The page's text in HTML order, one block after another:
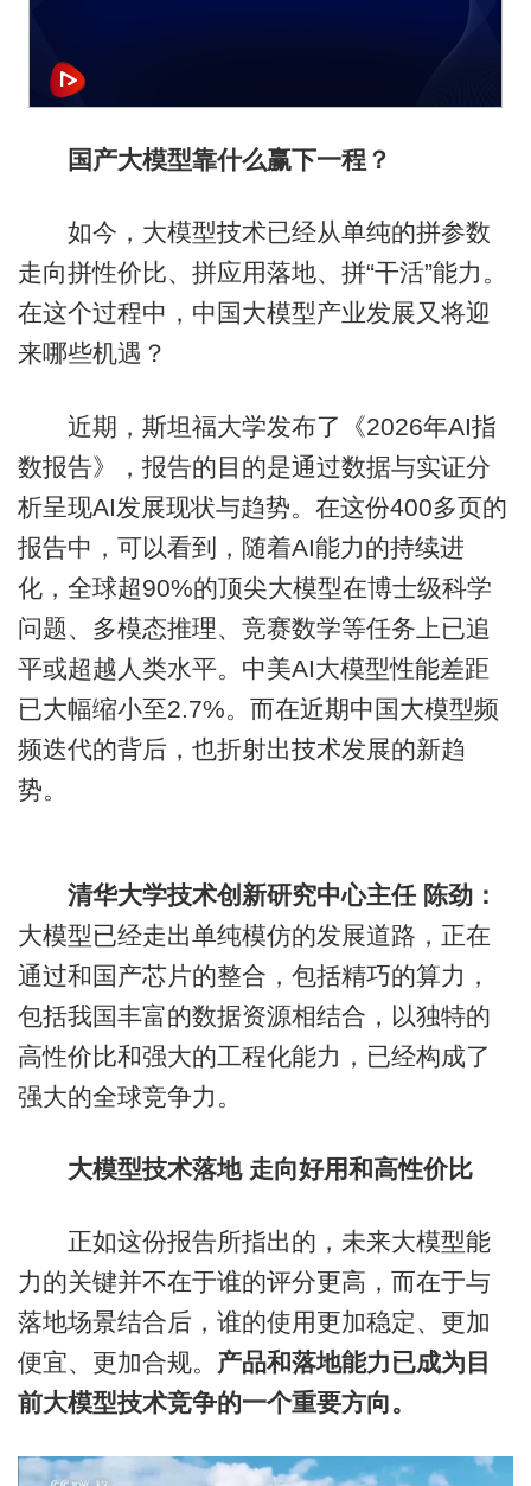
国产大模型靠什么赢下一程？
如今，大模型技术已经从单纯的拼参数
走向拼性价比、拼应用落地、拼“干活”能力。
在这个过程中，中国大模型产业发展又将迎
来哪些机遇？
近期，斯坦福大学发布了《2026年AI指
数报告》，报告的目的是通过数据与实证分
析呈现AI发展现状与趋势。在这份400多页的
报告中，可以看到，随着AI能力的持续进
化，全球超90%的顶尖大模型在博士级科学
问题、多模态推理、竞赛数学等任务上已追
平或超越人类水平。中美AI大模型性能差距
已大幅缩小至2.7%。而在近期中国大模型频
频迭代的背后，也折射出技术发展的新趋
势。
清华大学技术创新研究中心主任 陈劲：
大模型已经走出单纯模仿的发展道路，正在
通过和国产芯片的整合，包括精巧的算力，
包括我国丰富的数据资源相结合，以独特的
高性价比和强大的工程化能力，已经构成了
强大的全球竞争力。
大模型技术落地 走向好用和高性价比
正如这份报告所指出的，未来大模型能
力的关键并不在于谁的评分更高，而在于与
落地场景结合后，谁的使用更加稳定、更加
便宜、更加合规。 产品和落地能力已成为目
前大模型技术竞争的一个重要方向。